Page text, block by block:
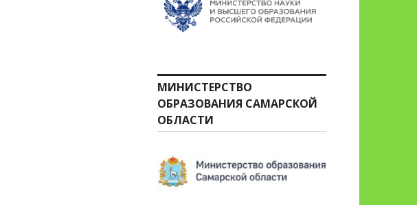
МИНИСТЕРСТВО
ОБРАЗОВАНИЯ САМАРСКОЙ
ОБЛАСТИ